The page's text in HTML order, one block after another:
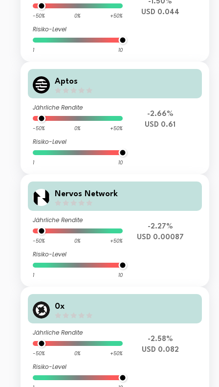
-50% 0% +50%
Risiko-Level
1 10
-1.50%
USD 0.044
Aptos
Jährliche Rendite
-50% 0% +50%
Risiko-Level
1 10
-2.66%
USD 0.61
Nervos Network
Jährliche Rendite
-50% 0% +50%
Risiko-Level
1 10
-2.27%
USD 0.00087
0x
Jährliche Rendite
-50% 0% +50%
Risiko-Level
-2.58%
USD 0.082